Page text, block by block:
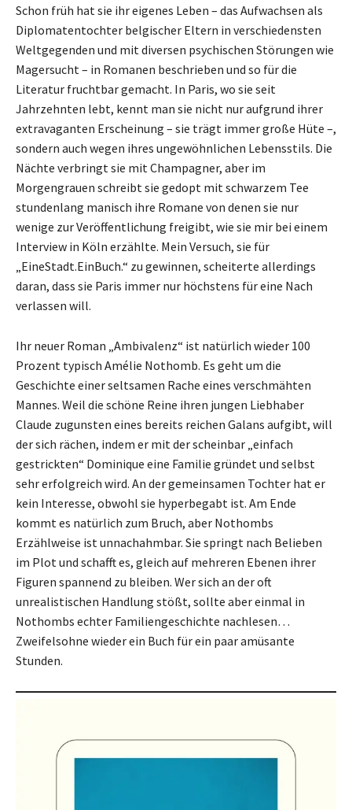
Schon früh hat sie ihr eigenes Leben – das Aufwachsen als
Diplomatentochter belgischer Eltern in verschiedensten
Weltgegenden und mit diversen psychischen Störungen wie
Magersucht – in Romanen beschrieben und so für die
Literatur fruchtbar gemacht. In Paris, wo sie seit
Jahrzehnten lebt, kennt man sie nicht nur aufgrund ihrer
extravaganten Erscheinung – sie trägt immer große Hüte –,
sondern auch wegen ihres ungewöhnlichen Lebensstils. Die
Nächte verbringt sie mit Champagner, aber im
Morgengrauen schreibt sie gedopt mit schwarzem Tee
stundenlang manisch ihre Romane von denen sie nur
wenige zur Veröffentlichung freigibt, wie sie mir bei einem
Interview in Köln erzählte. Mein Versuch, sie für
„EineStadt.EinBuch.“ zu gewinnen, scheiterte allerdings
daran, dass sie Paris immer nur höchstens für eine Nach
verlassen will.
Ihr neuer Roman „Ambivalenz“ ist natürlich wieder 100
Prozent typisch Amélie Nothomb. Es geht um die
Geschichte einer seltsamen Rache eines verschmähten
Mannes. Weil die schöne Reine ihren jungen Liebhaber
Claude zugunsten eines bereits reichen Galans aufgibt, will
der sich rächen, indem er mit der scheinbar „einfach
gestrickten“ Dominique eine Familie gründet und selbst
sehr erfolgreich wird. An der gemeinsamen Tochter hat er
kein Interesse, obwohl sie hyperbegabt ist. Am Ende
kommt es natürlich zum Bruch, aber Nothombs
Erzählweise ist unnachahmbar. Sie springt nach Belieben
im Plot und schafft es, gleich auf mehreren Ebenen ihrer
Figuren spannend zu bleiben. Wer sich an der oft
unrealistischen Handlung stößt, sollte aber einmal in
Nothombs echter Familiengeschichte nachlesen…
Zweifelsohne wieder ein Buch für ein paar amüsante
Stunden.